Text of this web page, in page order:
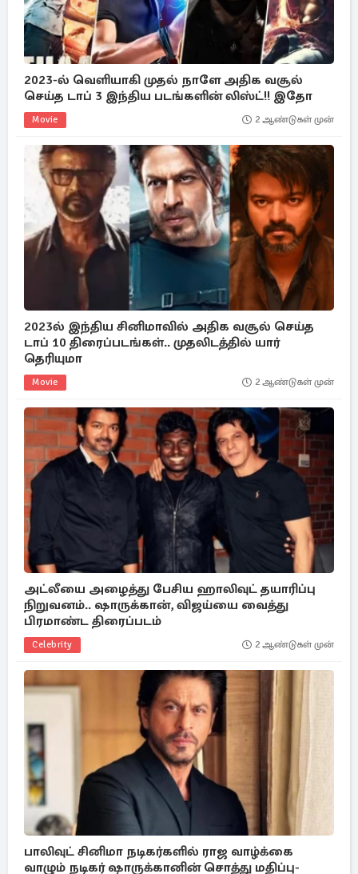
2023-ல் வெளியாகி முதல் நாளே அதிக வசூல்
செய்த டாப் 3 இந்திய படங்களின் லிஸ்ட்!! இதோ
Movie 2 ஆண்டுகள் முன்
2023ல் இந்திய சினிமாவில் அதிக வசூல் செய்த
டாப் 10 திரைப்படங்கள்.. முதலிடத்தில் யார்
தெரியுமா
Movie 2 ஆண்டுகள் முன்
அட்லீயை அழைத்து பேசிய ஹாலிவுட் தயாரிப்பு
நிறுவனம்.. ஷாருக்கான், விஜய்யை வைத்து
பிரமாண்ட திரைப்படம்
Celebrity 2 ஆண்டுகள் முன்
பாலிவுட் சினிமா நடிகர்களில் ராஜ வாழ்க்கை
வாழும் நடிகர் ஷாருக்கானின் சொத்து மதிப்பு-